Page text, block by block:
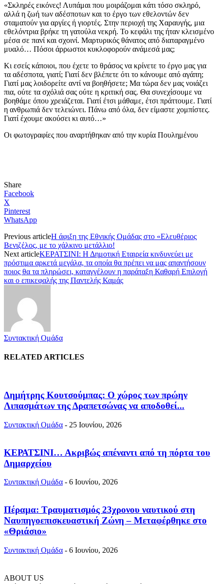
«Σκληρές εικόνες! Λυπάμαι που μοιράζομαι κάτι τόσο σκληρό,
αλλά η ζωή των αδέσποτων και το έργο των εθελοντών δεν
σταματούν για αργίες ή γιορτές. Στην περιοχή της Χαραυγής, μια
εθελόντρια βρήκε τη γατούλα νεκρή. Το κεφάλι της ήταν κλεισμένο
μέσα σε πανί και σχοινί. Μαρτυρικός θάνατος από διαταραγμένο
μυαλό… Πόσοι άρρωστοι κυκλοφορούν ανάμεσά μας;
Κι εσείς κάποιοι, που έχετε το θράσος να κρίνετε το έργο μας για
τα αδέσποτα, γιατί; Γιατί δεν βλέπετε ότι το κάνουμε από αγάπη;
Γιατί μας λοιδορείτε αντί να βοηθήσετε; Μα τώρα δεν μας νοιάζει
πια, ούτε τα σχόλιά σας ούτε η κριτική σας. Θα συνεχίσουμε να
βοηθάμε όπου χρειάζεται. Γιατί έτσι μάθαμε, έτσι πράττουμε. Γιατί
η ανθρωπιά δεν τελειώνει. Πάνω από όλα, δεν είμαστε χομπίστες.
Γιατί έχουμε ακούσει κι αυτό…»
Οι φωτογραφίες που αναρτήθηκαν από την κυρία Πουλημένου
Share
Facebook
X
Pinterest
WhatsApp
Previous articleΗ άφιξη της Εθνικής Ομάδας στο «Ελευθέριος
Βενιζέλος, με το χάλκινο μετάλλιο!
Next articleΚΕΡΑΤΣΙΝΙ: Η Δημοτική Εταιρεία κινδυνεύει με
πρόστιμα αρκετά μεγάλα, τα οποία θα πρέπει να μας απαντήσουν
ποιος θα τα πληρώσει, καταγγέλουν η παράταξη Καθαρή Επιλογή
και ο επικεφαλής της Παντελής Καμάς
Συντακτική Ομάδα
RELATED ARTICLES
Δημήτρης Κουτσούμπας: Ο χώρος των πρώην
Λιπασμάτων της Δραπετσώνας να αποδοθεί...
Συντακτική Ομάδα - 25 Ιουνίου, 2026
ΚΕΡΑΤΣΙΝΙ… Ακριβώς απέναντι από τη πόρτα του
Δημαρχείου
Συντακτική Ομάδα - 6 Ιουνίου, 2026
Πέραμα: Τραυματισμός 23χρονου ναυτικού στη
Ναυπηγοεπισκευαστική Ζώνη – Μεταφέρθηκε στο
«Θριάσιο»
Συντακτική Ομάδα - 6 Ιουνίου, 2026
ABOUT US